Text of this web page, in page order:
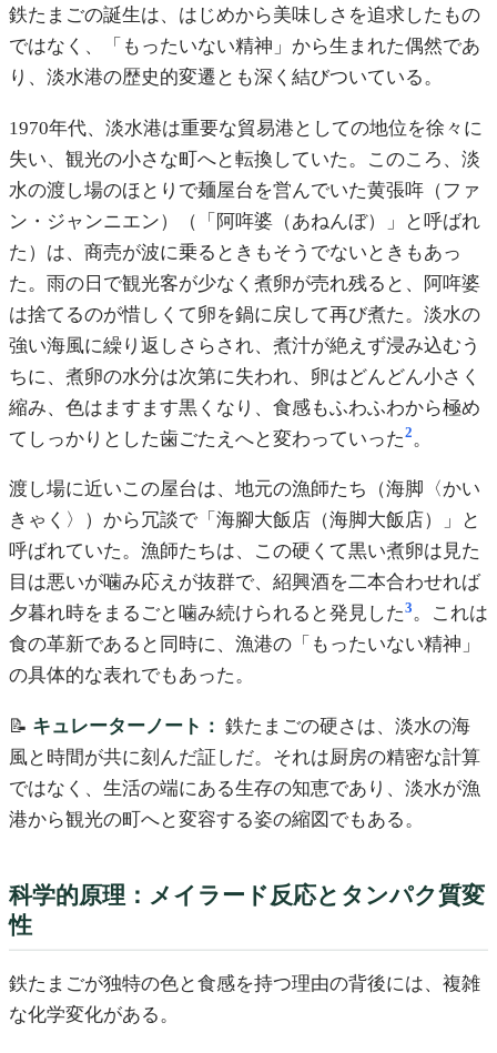
鉄たまごの誕生は、はじめから美味しさを追求したもの
ではなく、「もったいない精神」から生まれた偶然であ
り、淡水港の歴史的変遷とも深く結びついている。
1970年代、淡水港は重要な貿易港としての地位を徐々に
失い、観光の小さな町へと転換していた。このころ、淡
水の渡し場のほとりで麺屋台を営んでいた黄張哖（ファ
ン・ジャンニエン）（「阿哖婆（あねんぼ）」と呼ばれ
た）は、商売が波に乗るときもそうでないときもあっ
た。雨の日で観光客が少なく煮卵が売れ残ると、阿哖婆
は捨てるのが惜しくて卵を鍋に戻して再び煮た。淡水の
強い海風に繰り返しさらされ、煮汁が絶えず浸み込むう
ちに、煮卵の水分は次第に失われ、卵はどんどん小さく
縮み、色はますます黒くなり、食感もふわふわから極め
てしっかりとした歯ごたえへと変わっていった2。
渡し場に近いこの屋台は、地元の漁師たち（海脚〈かい
きゃく〉）から冗談で「海腳大飯店（海脚大飯店）」と
呼ばれていた。漁師たちは、この硬くて黒い煮卵は見た
目は悪いが噛み応えが抜群で、紹興酒を二本合わせれば
夕暮れ時をまるごと噛み続けられると発見した3。これは
食の革新であると同時に、漁港の「もったいない精神」
の具体的な表れでもあった。
📝 キュレーターノート： 鉄たまごの硬さは、淡水の海
風と時間が共に刻んだ証しだ。それは厨房の精密な計算
ではなく、生活の端にある生存の知恵であり、淡水が漁
港から観光の町へと変容する姿の縮図でもある。
科学的原理：メイラード反応とタンパク質変
性
鉄たまごが独特の色と食感を持つ理由の背後には、複雑
な化学変化がある。